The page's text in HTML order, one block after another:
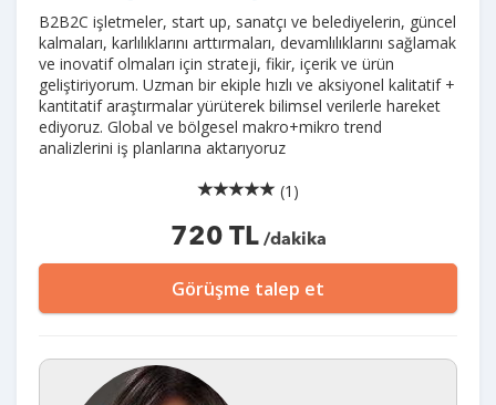
B2B2C işletmeler, start up, sanatçı ve belediyelerin, güncel
kalmaları, karlılıklarını arttırmaları, devamlılıklarını sağlamak
ve inovatif olmaları için strateji, fikir, içerik ve ürün
geliştiriyorum. Uzman bir ekiple hızlı ve aksiyonel kalitatif +
kantitatif araştırmalar yürüterek bilimsel verilerle hareket
ediyoruz. Global ve bölgesel makro+mikro trend
analizlerini iş planlarına aktarıyoruz
(1)
720 TL/dakika
Görüşme talep et